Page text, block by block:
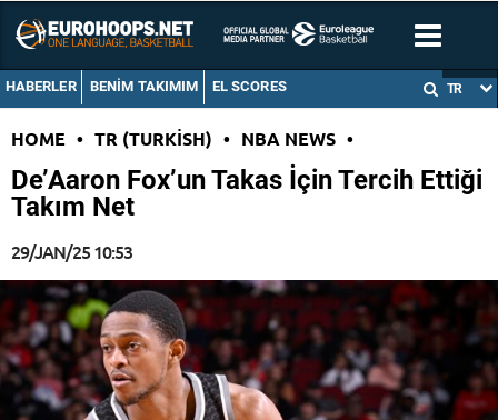
HABERLER BENIM TAKIMIM EL SCORES TR
HOME • TR (TURKISH) • NBA NEWS •
De’Aaron Fox’un Takas İçin Tercih Ettiği
Takım Net
29/JAN/25 10:53